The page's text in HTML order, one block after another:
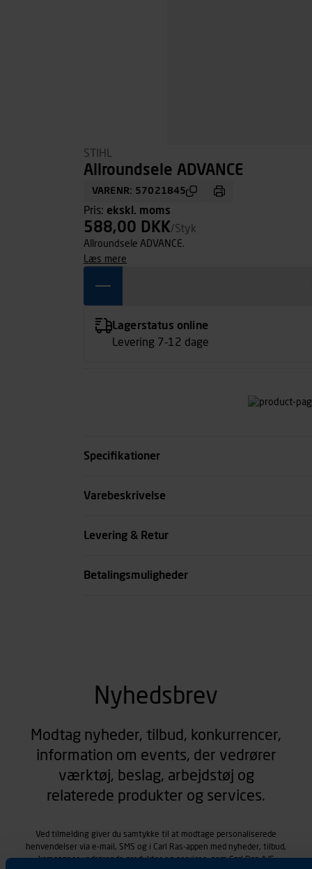
STIHL
Allroundsele ADVANCE
VARENR: 57021845
Pris: ekskl. moms
588,00 DKK/Styk
Allroundsele ADVANCE.
læs mere
Lagerstatus online
Levering 7-12 dage
Specifikationer
Kode
Varebeskrivelse
Levering & Retur
Betalingsmuligheder
Nyhedsbrev
Modtag nyheder, tilbud, konkurrencer,
information om events, der vedrører
værktøj, beslag, arbejdstøj og
relaterede produkter og services.
Ved tilmelding giver du samtykke til at modtage personaliserede
henvendelser via e-mail, SMS og i Carl Ras-appen med nyheder, tilbud,
kampagner vedrørende produkter og services, som Carl Ras A/S